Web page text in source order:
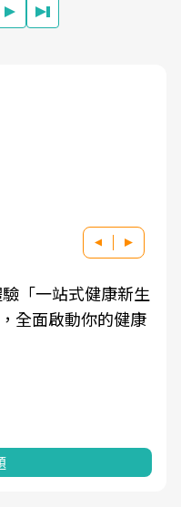
變化」出發，透過醫
，建立對亞健康的認
動。
題